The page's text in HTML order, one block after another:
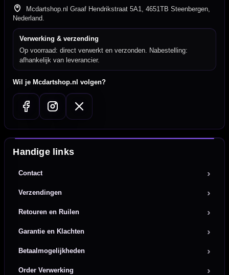
Mcdartshop.nl Graaf Hendrikstraat 5A1, 4651TB Steenbergen,
Nederland.
Verwerking & verzending
Op voorraad: direct verwerkt en verzonden. Nabestelling:
afhankelijk van leverancier.
Wil je Mcdartshop.nl volgen?
Handige links
Contact
Verzendingen
Retouren en Ruilen
Garantie en Klachten
Betaalmogelijkheden
Order Verwerking